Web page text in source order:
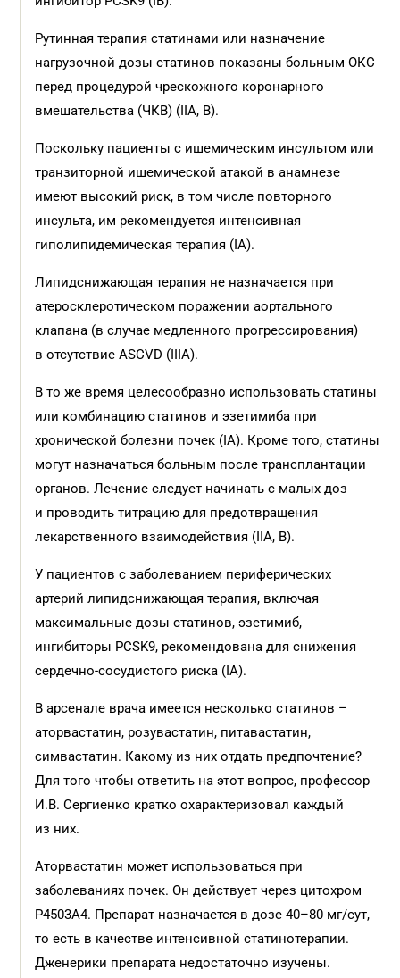
Рутинная терапия статинами или назначение
нагрузочной дозы статинов показаны больным ОКС
перед процедурой чрескожного коронарного
вмешательства (ЧКВ) (IIA, B).
Поскольку пациенты с ишемическим инсультом или
транзиторной ишемической атакой в анамнезе
имеют высокий риск, в том числе повторного
инсульта, им рекомендуется интенсивная
гиполипидемическая терапия (IА).
Липидснижающая терапия не назначается при
атеросклеротическом поражении аортального
клапана (в случае медленного прогрессирования)
в отсутствие ASCVD (IIIА).
В то же время целесообразно использовать статины
или комбинацию статинов и эзетимиба при
хронической болезни почек (IA). Кроме того, статины
могут назначаться больным после трансплантации
органов. Лечение следует начинать с малых доз
и проводить титрацию для предотвращения
лекарственного взаимодействия (IIA, B).
У пациентов с заболеванием периферических
артерий липидснижающая терапия, включая
максимальные дозы статинов, эзетимиб,
ингибиторы PCSK9, рекомендована для снижения
сердечно-сосудистого риска (IА).
В арсенале врача имеется несколько статинов –
аторвастатин, розувастатин, питавастатин,
симвастатин. Какому из них отдать предпочтение?
Для того чтобы ответить на этот вопрос, профессор
И.В. Сергиенко кратко охарактеризовал каждый
из них.
Аторвастатин может использоваться при
заболеваниях почек. Он действует через цитохром
Р4503А4. Препарат назначается в дозе 40–80 мг/сут,
то есть в качестве интенсивной статинотерапии.
Дженерики препарата недостаточно изучены.